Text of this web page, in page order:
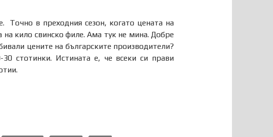
Точно в преходния сезон, когато цената на
кило свинско филе. Ама тук не мина. Добре
цените на българските производители?
стотинки. Истината е, че всеки си прави